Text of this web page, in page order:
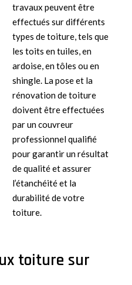
travaux peuvent être
effectués sur différents
types de toiture, tels que
les toits en tuiles, en
ardoise, en tôles ou en
shingle. La pose et la
rénovation de toiture
doivent être effectuées
par un couvreur
professionnel qualifié
pour garantir un résultat
de qualité et assurer
l’étanchéité et la
durabilité de votre
toiture.
toiture sur